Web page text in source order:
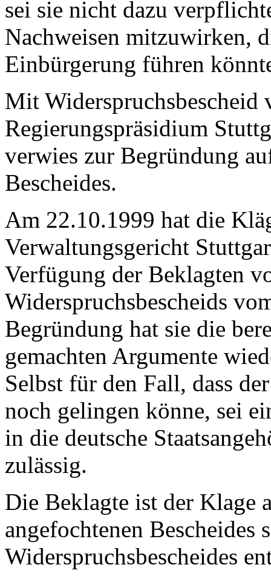
sei sie nicht dazu
Nachweisen mitzuwirken,
Einbürgerung führen
Mit Widerspruchsbescheid
Regierungspräsidium
verwies zur Begründung
Bescheides.
Am 22.10.1999 hat die
Verwaltungsgericht
Verfügung der Beklagten
Widerspruchsbescheids
Begründung hat sie die
gemachten Argumente
Selbst für den Fall, dass
noch gelingen könne, sei
in die deutsche
zulässig.
Die Beklagte ist der Klage
angefochtenen Bescheides
Widerspruchsbescheides